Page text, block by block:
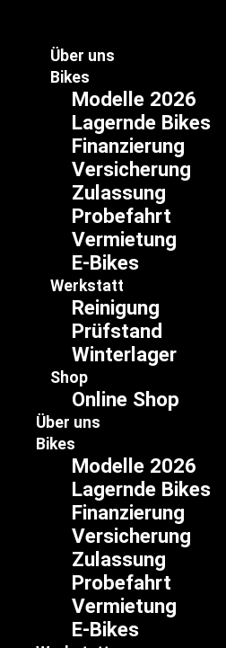
springenÜber uns
Bikes
Modelle 2026
Lagernde Bikes
Finanzierung
Versicherung
Zulassung
Probefahrt
Vermietung
E-Bikes
Werkstatt
Reinigung
Prüfstand
Winterlager
Shop
Online Shop
Über uns
Bikes
Modelle 2026
Lagernde Bikes
Finanzierung
Versicherung
Zulassung
Probefahrt
Vermietung
E-Bikes